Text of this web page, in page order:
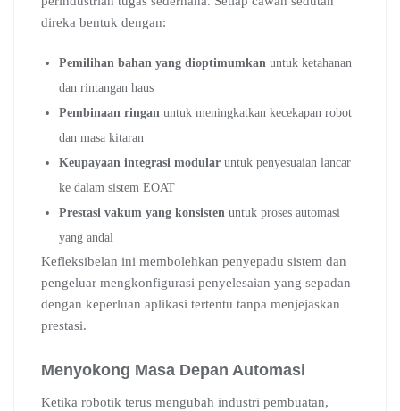
direka bentuk dengan:
Pemilihan bahan yang dioptimumkan untuk ketahanan
dan rintangan haus
Pembinaan ringan untuk meningkatkan kecekapan robot
dan masa kitaran
Keupayaan integrasi modular untuk penyesuaian lancar
ke dalam sistem EOAT
Prestasi vakum yang konsisten untuk proses automasi
yang andal
Kefleksibelan ini membolehkan penyepadu sistem dan
pengeluar mengkonfigurasi penyelesaian yang sepadan
dengan keperluan aplikasi tertentu tanpa menjejaskan
prestasi.
Menyokong Masa Depan Automasi
Ketika robotik terus mengubah industri pembuatan,